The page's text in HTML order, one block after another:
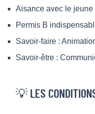
Aisance avec le jeune
Permis B
Savoir-faire :
Savoir-être :
💡 LES